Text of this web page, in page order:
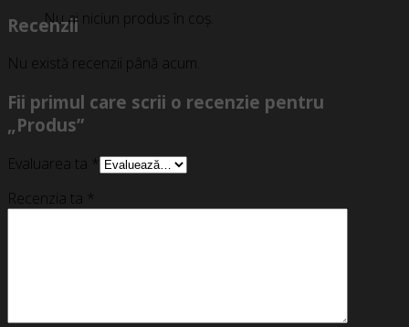
Nu ai niciun produs în coș.
Recenzii
Nu există recenzii până acum.
Fii primul care scrii o recenzie pentru
„Produs”
Evaluarea ta *
Recenzia ta *